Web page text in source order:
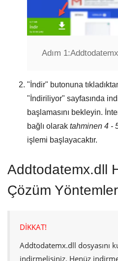
Adım 1:
" İndir" butonuna
" İndiriliyor" sayfasında
başlamasını bekleyin.
bağlı olarak tahminen 4 -
işlemi başlayacaktır.
Addtodatemx.dll
Çözüm
DİKKAT!
Addtodatemx.dll dosyasını
indirmelisiniz. Henüz